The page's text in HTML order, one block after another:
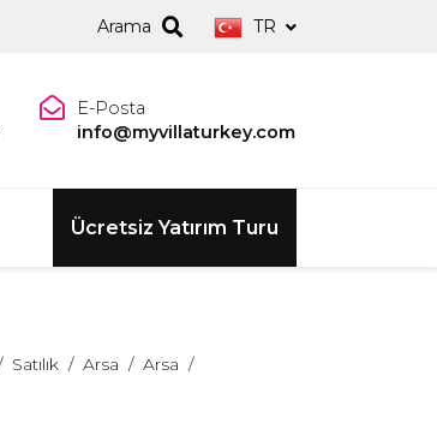
Arama TR
E-Posta
info@myvillaturkey.com
Ücretsiz Yatırım Turu
Satılık Arsa
Arsa